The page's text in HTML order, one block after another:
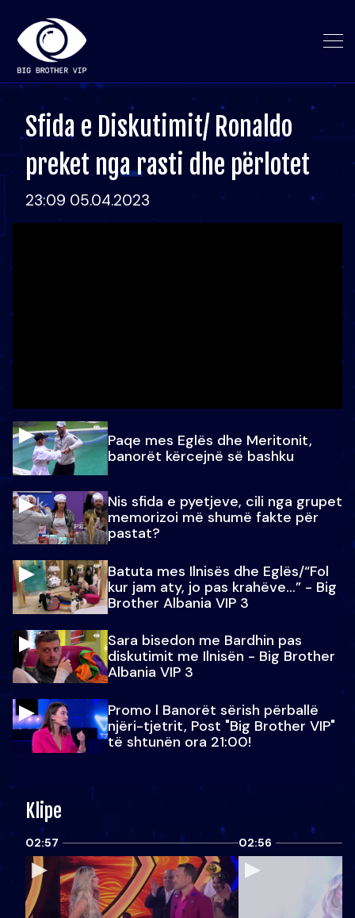
Sfida e Diskutimit/ Ronaldo
preket nga rasti dhe përlotet
23:09 05.04.2023
Paqe mes Eglës dhe Meritonit,
banorët kërcejnë së bashku
Nis sfida e pyetjeve, cili nga grupet
memorizoi më shumë fakte për
pastat?
Batuta mes Ilnisës dhe Eglës/“Fol
kur jam aty, jo pas krahëve…” - Big
Brother Albania VIP 3
Sara bisedon me Bardhin pas
diskutimit me Ilnisën - Big Brother
Albania VIP 3
Promo l Banorët sërish përballë
njëri-tjetrit, Post "Big Brother VIP"
të shtunën ora 21:00!
Klipe
02:57 02:56